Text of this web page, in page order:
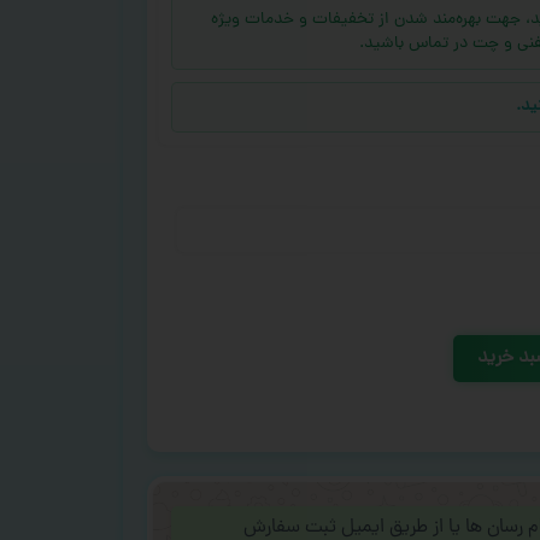
(بالای ۱۰ عدد) دارید، جهت بهره‌مند شدن از تخفیفات و خدمات ویژه
و چت در تماس باشید.
خرید
رسان ها یا از طریق ایمیل ثبت سفارش